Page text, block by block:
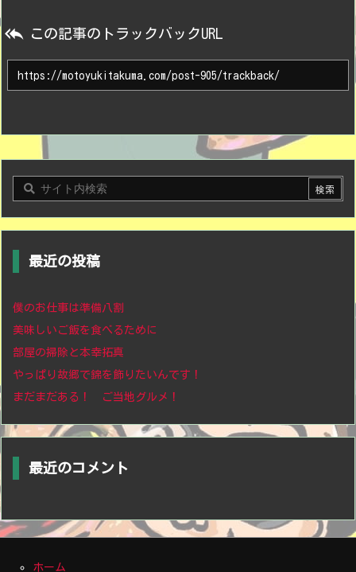
 この記事のトラックバックURL
最近の投稿
僕のお仕事は準備八割
美味しいご飯を食べるために
部屋の掃除と本幸拓真
やっぱり故郷で錦を飾りたいんです！
まだまだある！ ご当地グルメ！
最近のコメント
ホーム